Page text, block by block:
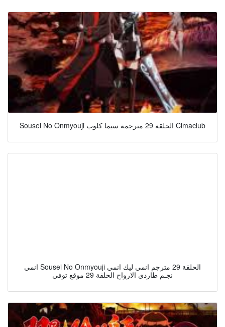
Sousei No Onmyouji الحلقة 29 مترجمة سيما كلوب Cimaclub
انمي Sousei No Onmyouji الحلقة 29 مترجم انمي ليك انمي
نجـم طاردي الارواح الحلقة 29 موقع توفي